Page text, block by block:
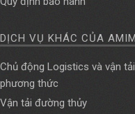
DỊCH VỤ KHÁC CỦA
Chủ động Logistics và vận
phương thức
Vận tải đường thủy